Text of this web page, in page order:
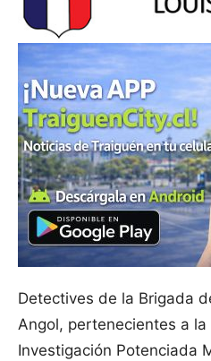
Detectives de la Brigada
Angol, pertenecientes a la
Investigación Potenciada